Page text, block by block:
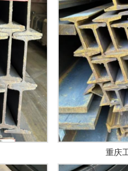
重庆